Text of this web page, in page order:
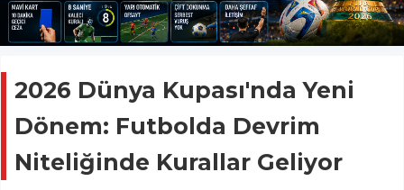
2026 Dünya Kupası'nda Yeni
Dönem: Futbolda Devrim
Niteliğinde Kurallar Geliyor